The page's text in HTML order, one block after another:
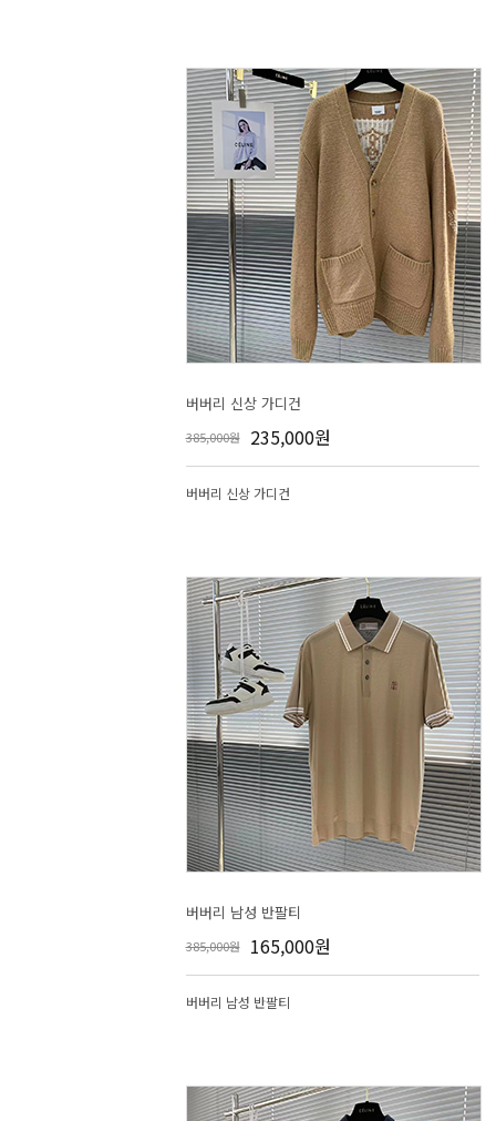
버버리 신상 가디건
385,000원 235,000원
버버리 신상 가디건
버버리 남성 반팔티
385,000원 165,000원
버버리 남성 반팔티